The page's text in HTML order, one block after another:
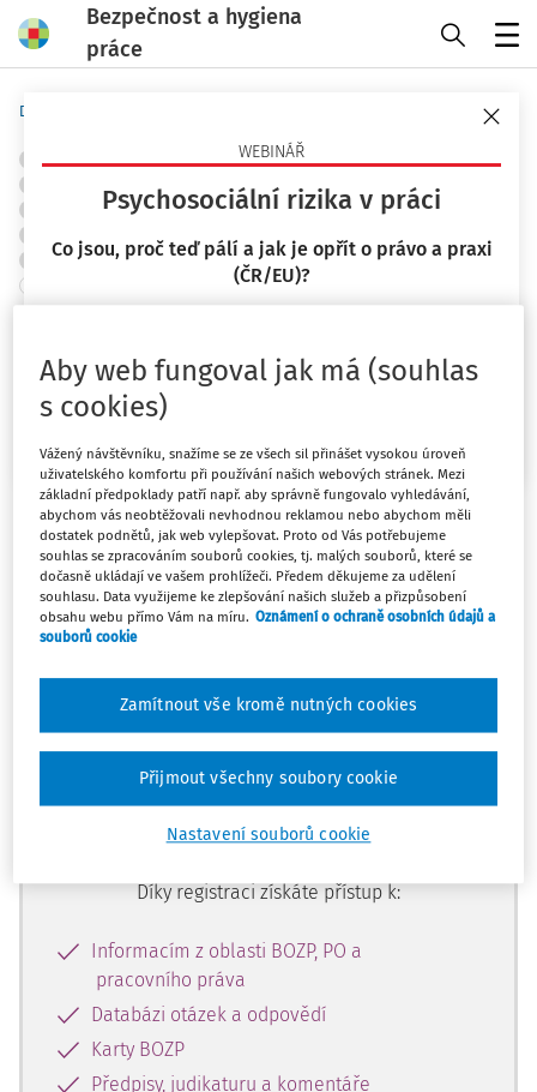
Bezpečnost a hygiena
práce
WEBINÁŘ
Psychosociální rizika v práci
Co jsou, proč teď pálí a jak je opřít o právo a praxi
(ČR/EU)?
Mgr. Lucie Kyselová
Domů
OBJEKTY A PRACOVIŠTĚ
POŽÁRNÍ OCHRANA A PROTIVÝBUCHOVÁ PREVENCE
ZNAČKY A ZNAČENÍ
TLAKOVÁ A PLYNOVÁ ZAŘÍZENÍ
CHEMICKÉ LÁTKY
OCHRANA ZDRAVÍ
ŘÍZENÍ RIZIK
posudky, stanoviska, vyjádření;
podjatost
Vydáno: 20. 8. 2024
Související dokumenty (1)
Máte předplatné? Přihlaste se
Tento dokument je jen pro
předplatitele
Zaregistrujte se a získejte přístup k
obsahu na 14 dní zdarma
Díky registraci získáte přístup k:
Informacím z oblasti BOZP, PO a
pracovního práva
Databázi otázek a odpovědí
Karty BOZP
Předpisy, judikaturu a komentáře
Aby web fungoval jak má (souhlas
s cookies)
Vážený návštěvníku, snažíme se ze všech sil přinášet vysokou úroveň
uživatelského komfortu při používání našich webových stránek. Mezi
základní předpoklady patří např. aby správně fungovalo vyhledávání,
abychom vás neobtěžovali nevhodnou reklamou nebo abychom měli
dostatek podnětů, jak web vylepšovat. Proto od Vás potřebujeme
souhlas se zpracováním souborů cookies, tj. malých souborů, které se
dočasně ukládají ve vašem prohlížeči. Předem děkujeme za udělení
souhlasu. Data využijeme ke zlepšování našich služeb a přizpůsobení
obsahu webu přímo Vám na míru. Oznámení o ochraně osobních údajů a
souborů cookie
Nastavení souborů cookie
Zamítnout vše kromě nutných cookies
Přijmout všechny soubory cookie